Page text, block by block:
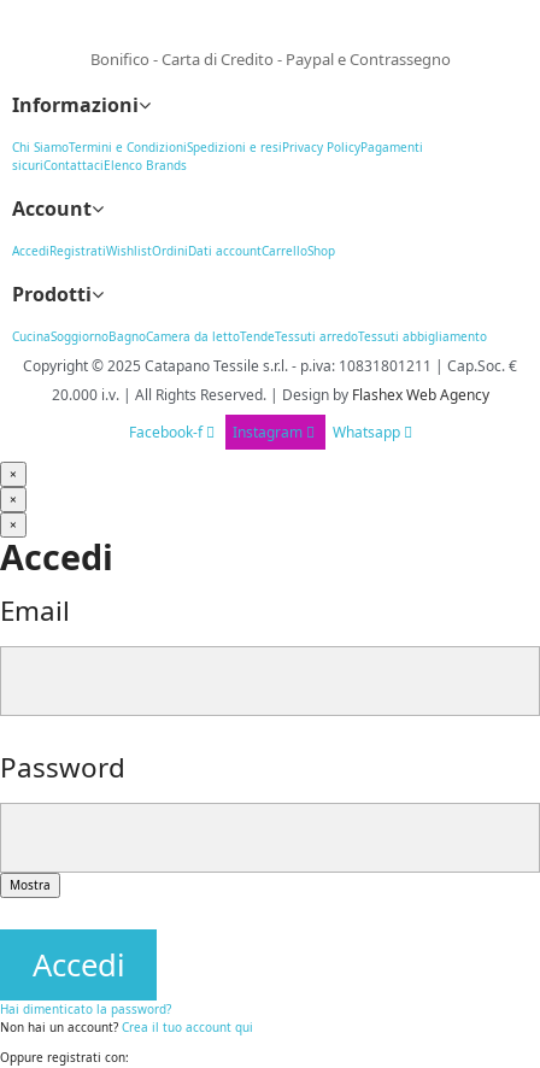
Bonifico - Carta di Credito - Paypal e Contrassegno
Informazioni
Chi SiamoTermini e CondizioniSpedizioni e resiPrivacy PolicyPagamenti
sicuriContattaciElenco Brands
Account
AccediRegistratiWishlistOrdiniDati accountCarrelloShop
Prodotti
CucinaSoggiornoBagnoCamera da lettoTendeTessuti arredoTessuti abbigliamento
Copyright © 2025 Catapano Tessile s.r.l.- p.iva: 10831801211 | Cap.Soc. €
20.000 i.v. | All Rights Reserved. | Designby Flashex Web Agency
Facebook-f
Instagram Whatsapp
×
×
×
Accedi
Email
Password
Mostra
Accedi
Hai dimenticato la password?
Non hai un account? Crea il tuo account qui
Oppure registrati con: